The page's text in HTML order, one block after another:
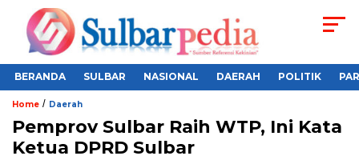
BERANDA SULBAR NASIONAL DAERAH POLITIK
Home / Daerah
Pemprov Sulbar Raih WTP, Ini Kata
Ketua DPRD Sulbar